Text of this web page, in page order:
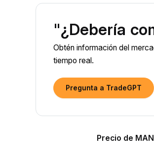
"¿Debería
Obtén información del
tiempo real.
Pregunta a TradeGPT
Precio de